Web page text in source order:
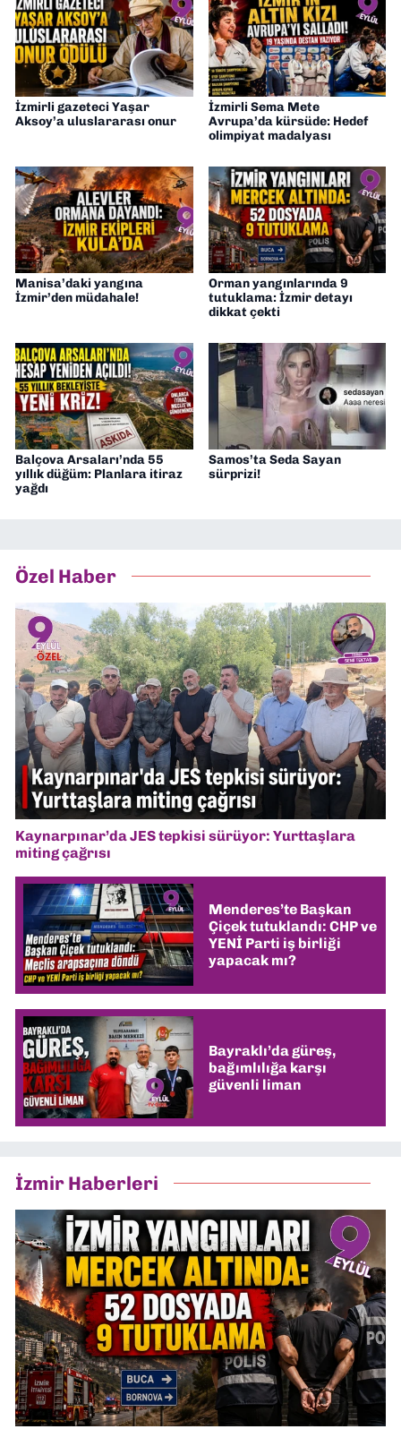
İzmirli gazeteci Yaşar
Aksoy’a uluslararası onur
İzmirli Sema Mete
Avrupa’da kürsüde: Hedef
olimpiyat madalyası
Manisa’daki yangına
İzmir’den müdahale!
Orman yangınlarında 9
tutuklama: İzmir detayı
dikkat çekti
Balçova Arsaları’nda 55
yıllık düğüm: Planlara itiraz
yağdı
Samos’ta Seda Sayan
sürprizi!
Özel Haber
Kaynarpınar’da JES tepkisi sürüyor: Yurttaşlara
miting çağrısı
Menderes’te Başkan
Çiçek tutuklandı: CHP ve
YENİ Parti iş birliği
yapacak mı?
Bayraklı’da güreş,
bağımlılığa karşı
güvenli liman
İzmir Haberleri